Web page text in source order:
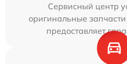
Сервисный центр
оригинальные
предоставляет